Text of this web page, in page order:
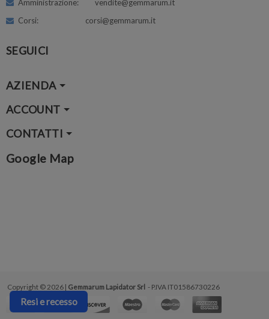
Amministrazione: vendite@gemmarum.it
Corsi: corsi@gemmarum.it
SEGUICI
AZIENDA
ACCOUNT
CONTATTI
Google Map
Copyright © 2026 | Gemmarum Lapidator Srl - P.IVA IT01586730226
Resi e recesso